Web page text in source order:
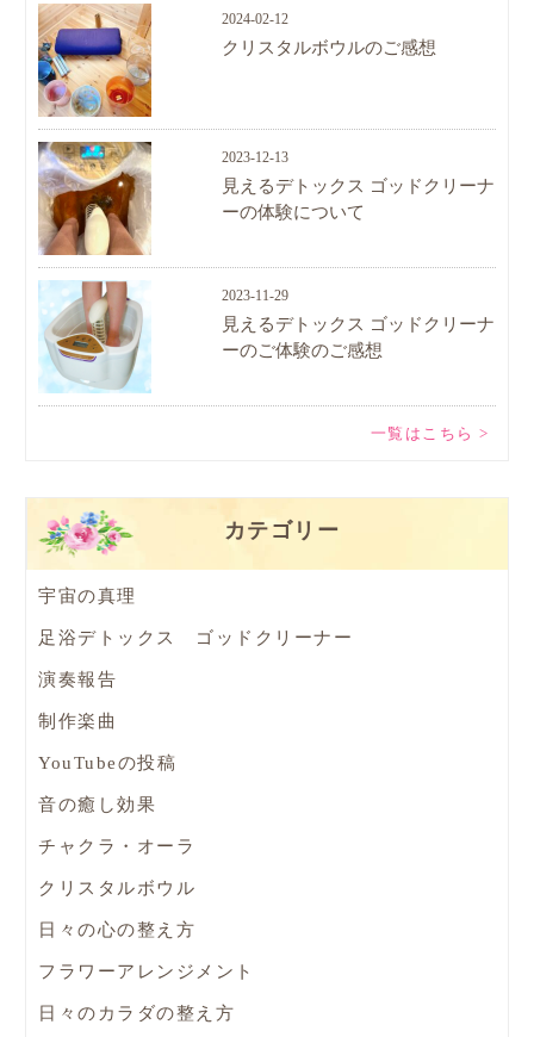
2024-02-12
クリスタルボウルのご感想
2023-12-13
見えるデトックス ゴッドクリーナ
ーの体験について
2023-11-29
見えるデトックス ゴッドクリーナ
ーのご体験のご感想
一覧はこちら >
カテゴリー
宇宙の真理
足浴デトックス ゴッドクリーナー
演奏報告
制作楽曲
YouTubeの投稿
音の癒し効果
チャクラ・オーラ
クリスタルボウル
日々の心の整え方
フラワーアレンジメント
日々のカラダの整え方